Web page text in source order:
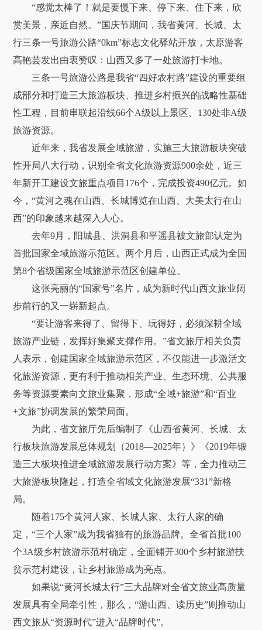
“感觉太棒了！就是要慢下来、停下来、住下来，欣
赏美景，亲近自然。”国庆节期间，我省黄河、长城、太
行三条一号旅游公路“0km”标志文化驿站开放，太原游客
高艳芸发出由衷赞叹：山西又多了一处旅游打卡地。
三条一号旅游公路是我省“四好农村路”建设的重要组
成部分和打造三大旅游板块、推进乡村振兴的战略性基础
性工程，目前串联起沿线66个A级以上景区、130处非A级
旅游资源。
近年来，我省发展全域旅游，实施三大旅游板块突破
性开局八大行动，识别全省文化旅游资源900余处，近三
年新开工建设文旅重点项目176个，完成投资490亿元。如
今，“黄河之魂在山西、长城博览在山西、大美太行在山
西”的印象越来越深入人心。
去年9月，阳城县、洪洞县和平遥县被文旅部认定为
首批国家全域旅游示范区。两个月后，山西正式成为全国
第8个省级国家全域旅游示范区创建单位。
这张亮丽的“国家号”名片，成为新时代山西文旅业阔
步前行的又一崭新起点。
“要让游客来得了、留得下、玩得好，必须深耕全域
旅游产业链，发挥好集聚支撑作用。”省文旅厅相关负责
人表示，创建国家全域旅游示范区，不仅能进一步激活文
化旅游资源，更有利于推动相关产业、生态环境、公共服
务等资源要素向文旅业集聚，形成“全域+旅游”和“百业
+文旅”协调发展的繁荣局面。
为此，省文旅厅先后编制了《山西省黄河、长城、太
行板块旅游发展总体规划（2018—2025年）》《2019年锻
造三大板块推进全域旅游发展行动方案》等，全力推动三
大旅游板块隆起，打造全省域文化旅游发展“331”新格
局。
随着175个黄河人家、长城人家、太行人家的确
定，“三个人家”成为我省独有的旅游品牌。全省首批100
个3A级乡村旅游示范村确定，全面铺开300个乡村旅游扶
贫示范村建设，让乡村旅游成为亮点。
如果说“黄河长城太行”三大品牌对全省文旅业高质量
发展具有全局牵引性，那么，“游山西、读历史”则推动山
西文旅从“资源时代”进入“品牌时代”。